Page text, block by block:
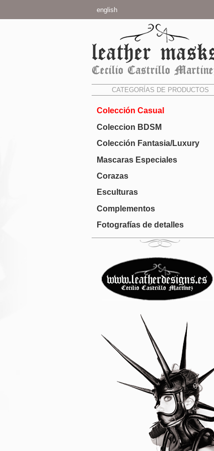
english
CATEGORÍAS DE PRODUCTOS
Colección Casual
Coleccion BDSM
Colección Fantasia/Luxury
Mascaras Especiales
Corazas
Esculturas
Complementos
Fotografías de detalles